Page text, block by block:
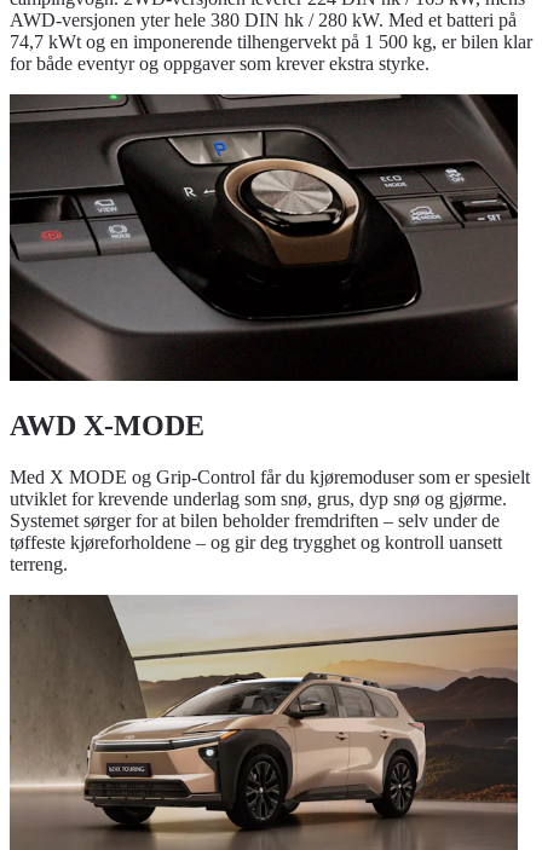
AWD-versjonen yter hele 380 DIN hk / 280 kW. Med et batteri på
74,7 kWt og en imponerende tilhengervekt på 1 500 kg, er bilen klar
for både eventyr og oppgaver som krever ekstra styrke.
AWD X-MODE
Med X MODE og Grip-Control får du kjøremoduser som er spesielt
utviklet for krevende underlag som snø, grus, dyp snø og gjørme.
Systemet sørger for at bilen beholder fremdriften – selv under de
tøffeste kjøreforholdene – og gir deg trygghet og kontroll uansett
terreng.